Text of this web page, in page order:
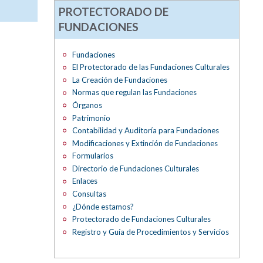
PROTECTORADO DE
FUNDACIONES
Fundaciones
El Protectorado de las Fundaciones Culturales
La Creación de Fundaciones
Normas que regulan las Fundaciones
Órganos
Patrimonio
Contabilidad y Auditoría para Fundaciones
Modificaciones y Extinción de Fundaciones
Formularios
Directorio de Fundaciones Culturales
Enlaces
Consultas
¿Dónde estamos?
Protectorado de Fundaciones Culturales
Registro y Guía de Procedimientos y Servicios